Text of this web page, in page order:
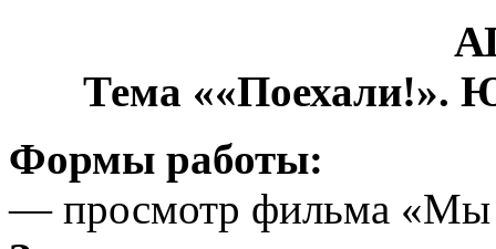
Тема ««Поехали!».
Формы работы:
— просмотр фильма «Мы